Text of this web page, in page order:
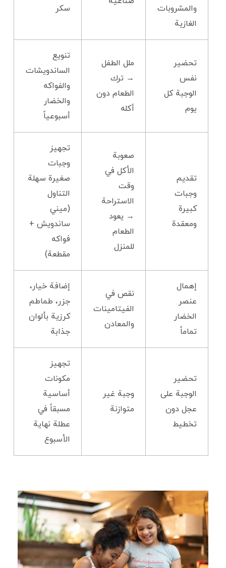
والمشروبات
الغازية
سكر
تحضير
نفس
الوجبة كل
يوم
ملل الطفل
→ ترك
الطعام دون
أكله
تنويع
الساندويشات
والفواكه
والخضار
أسبوعياً
تقديم
وجبات
كبيرة
ومعقدة
صعوبة
الأكل في
وقت
الاستراحة
→ يعود
الطعام
للمنزل
تجهيز
وجبات
صغيرة سهلة
التناول
(ميني
ساندويش +
فواكه
مقطعة)
إهمال
عنصر
الخضار
تماماً
نقص في
الفيتامينات
والمعادن
إضافة خيار،
جزر، طماطم
كرزية بألوان
جذابة
تحضير
الوجبة على
عجل دون
تخطيط
وجبة غير
متوازنة
تجهيز
مكونات
أساسية
مسبقاً في
عطلة نهاية
الأسبوع